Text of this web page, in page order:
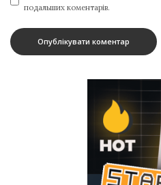
подальших коментарів.